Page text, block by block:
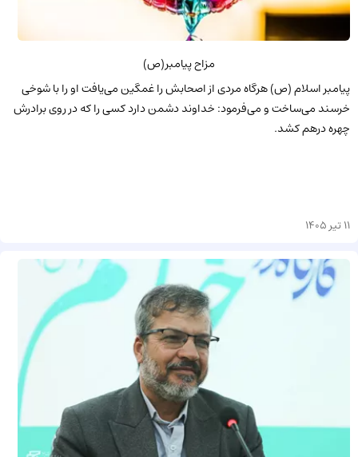
مزاح پیامبر(ص)
پیامبر اسلام (ص) هرگاه مردی از اصحابش را غمگین می‌یافت او را با شوخی
خرسند می‌ساخت و می‌فرمود: خداوند دشمن دارد کسی را که در روی برادرش
چهره درهم کشد.
11 تیر 1405